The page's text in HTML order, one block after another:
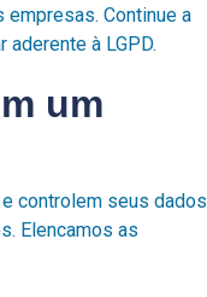
Continue a
à LGPD.
um
controlem seus dados
Elencamos as